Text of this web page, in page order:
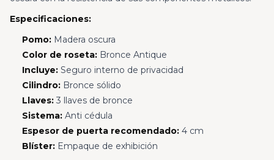
Especificaciones:
Pomo:Madera oscura
Color de roseta:Bronce Antique
Incluye:Seguro interno de privacidad
Cilindro:Bronce sólido
Llaves:3 llaves de bronce
Sistema:Anti cédula
Espesor de puerta recomendado:4 cm
Blíster:Empaque de exhibición